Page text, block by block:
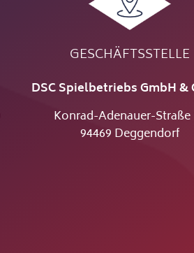
GESCHÄFTSSTELLE
DSC Spielbetriebs GmbH &
Konrad-Adenauer-Straße
94469 Deggendorf